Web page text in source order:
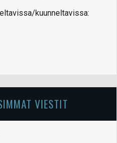
kuunneltavissa:
VIESTIT